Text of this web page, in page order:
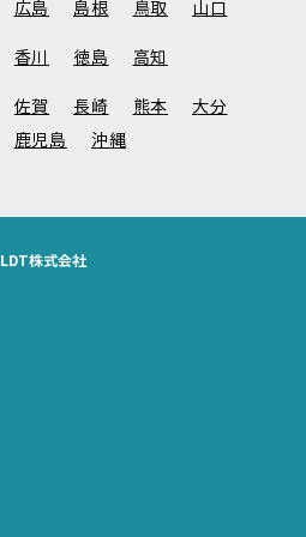
広島 島根 鳥取 山口
香川 徳島 高知
佐賀 長崎 熊本
大分
鹿児島 沖縄
LDT株式会社